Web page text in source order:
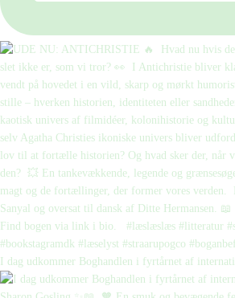
I dag udkommer Boghandlen i fyrtårnet af internati